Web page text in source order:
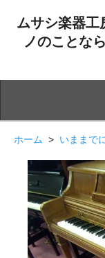
ムサシ楽器工
ノのことな
ホーム > いままで